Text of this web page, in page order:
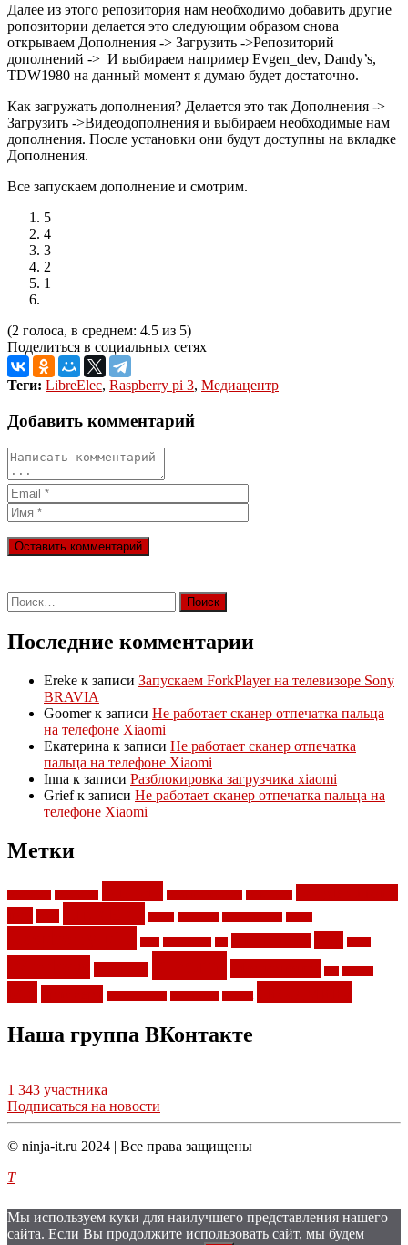
Далее из этого репозитория нам необходимо добавить другие
ропозитории делается это следующим образом снова
открываем Дополнения -> Загрузить ->Репозиторий
дополнений -> И выбираем например Evgen_dev, Dandy’s,
TDW1980 на данный момент я думаю будет достаточно.
Как загружать дополнения? Делается это так Дополнения ->
Загрузить ->Видеодополнения и выбираем необходимые нам
дополнения. После установки они будут доступны на вкладке
Дополнения.
Все запускаем дополнение и смотрим.
5
4
3
2
1
(2 голоса, в среднем: 4.5 из 5)
Поделиться в социальных сетях
Теги: LibreElec, Raspberry pi 3, Медиацентр
Добавить комментарий
Найти:
Последние комментарии
Ereke к записи Запускаем ForkPlayer на телевизоре Sony
BRAVIA
Goomerк записи Не работает сканер отпечатка пальца
на телефоне Xiaomi
Екатерина к записи Не работает сканер отпечатка
пальца на телефоне Xiaomi
Inna к записи Разблокировка загрузчика xiaomi
Griefк записи Не работает сканер отпечатка пальца на
телефоне Xiaomi
Метки
Наша группа ВКонтакте
1 343 участника
Подписаться на новости
© ninja-it.ru 2024 | Все права защищены
T
Мы используем куки для наилучшего представления нашего
сайта. Если Вы продолжите использовать сайт, мы будем